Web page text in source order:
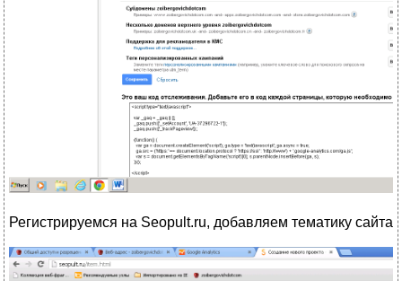
Регистрируемся на Seopult.ru, добавляем тематику сайта